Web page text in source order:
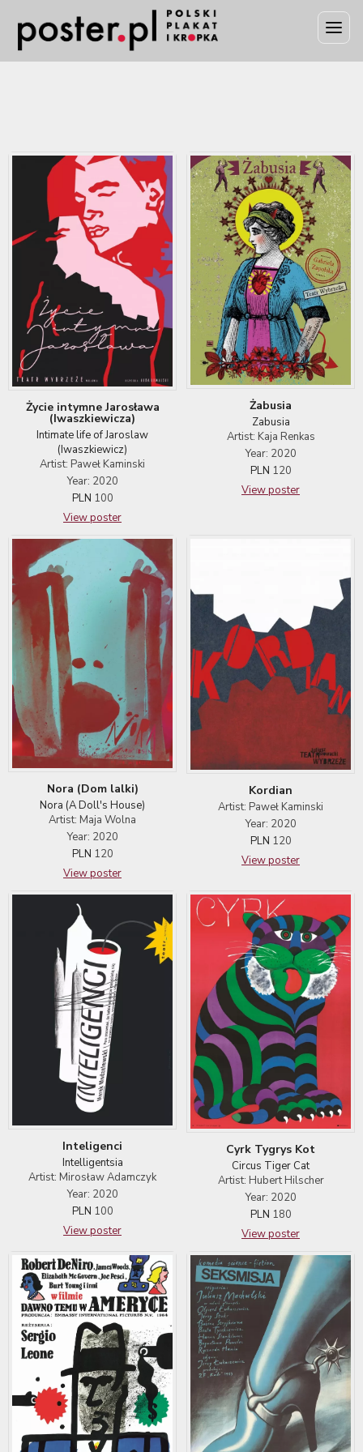
Życie intymne Jarosława
(Iwaszkiewicza)
Intimate life of Jaroslaw
(Iwaszkiewicz)
Artist: Paweł Kaminski
Year: 2020
PLN 100
View poster
Żabusia
Zabusia
Artist: Kaja Renkas
Year: 2020
PLN 120
View poster
Nora (Dom lalki)
Nora (A Doll's House)
Artist: Maja Wolna
Year: 2020
PLN 120
View poster
Kordian
Artist: Paweł Kaminski
Year: 2020
PLN 120
View poster
Inteligenci
Intelligentsia
Artist: Mirosław Adamczyk
Year: 2020
PLN 100
View poster
Cyrk Tygrys Kot
Circus Tiger Cat
Artist: Hubert Hilscher
Year: 2020
PLN 180
View poster